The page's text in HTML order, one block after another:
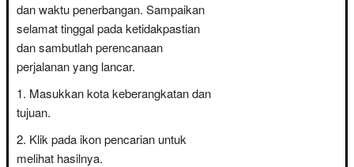
dan waktu penerbangan. Sampaikan
selamat tinggal pada ketidakpastian
dan sambutlah perencanaan
perjalanan yang lancar.
Masukkan kota keberangkatan dan
tujuan.
Klik pada ikon pencarian untuk
melihat hasilnya.